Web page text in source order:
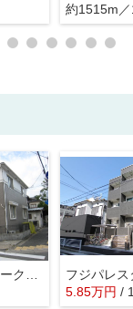
約1515m
Ｕ－クレスト(ユークレスト)
5.85万円 /